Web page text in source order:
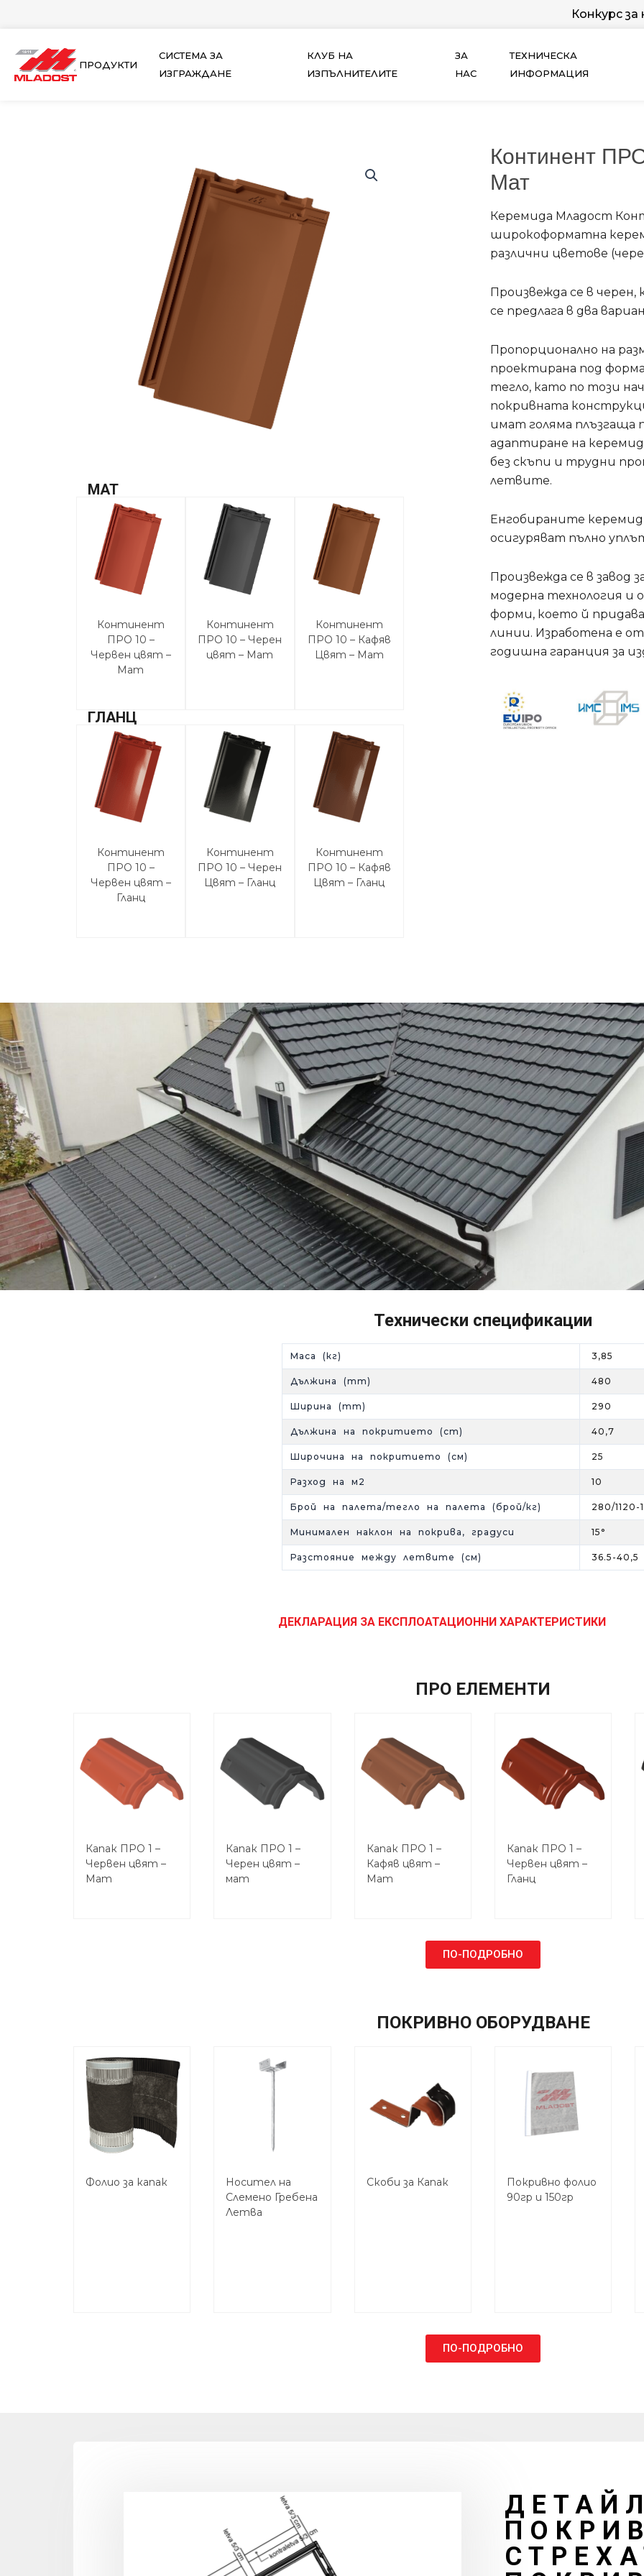
Конкурс
ПРОДУКТИ
СИСТЕМА ЗА
ИЗГРАЖДАНЕ
КЛУБ НА
ИЗПЪЛНИТЕЛИТЕ
ЗА
НАС
ТЕХНИЧЕСКА
ИНФОРМАЦИЯ
MAT
Континент
ПРО 10 –
Червен цвят –
Мат
Континент
ПРО 10 – Черен
цвят – Мат
Континент
ПРО 10 – Кафяв
Цвят – Мат
ГЛАНЦ
Континент
ПРО 10 –
Червен цвят –
Гланц
Континент
ПРО 10 – Черен
Цвят – Гланц
Континент
ПРО 10 – Кафяв
Цвят – Гланц
Континент
Мат
Керемида Младост
широкоформатна
различни цветове
Произвежда се в
се предлага в два
Пропорционално на
проектирана под
тегло, като по този
покривната
имат голяма плъзгаща
адаптиране на
без скъпи и трудни
летвите.
Енгобираните
осигуряват пълно
Произвежда се в завод
модерна технология и
форми, което й
линии. Изработена е от
годишна гаранция за
Технически спецификации
Маса (кг) 3,85
Дължина (mm) 480
Ширина (mm) 290
Дължина на покритието (cm) 40,7
Широчина на покритието (см) 25
Разход на м2 10
Брой на палета/тегло на палета (брой/кг) 280/1120-
Минимален наклон на покрива, градуси 15°
Разстояние между летвите (см) 36.5-40,5
ДЕКЛАРАЦИЯ ЗА ЕКСПЛОАТАЦИОННИ ХАРАКТЕРИСТИКИ
ПРО ЕЛЕМЕНТИ
Капак ПРО 1 –
Червен цвят –
Мат
Капак ПРО 1 –
Черен цвят –
мат
Капак ПРО 1 –
Кафяв цвят –
Мат
Капак ПРО 1 –
Червен цвят –
Гланц
ПО-ПОДРОБНО
ПОКРИВНО ОБОРУДВАНЕ
Фолио за капак
Носител на
Слемено Гребена
Летва
Скоби за Капак
Покривно фолио
90гр и 150гр
ПО-ПОДРОБНО